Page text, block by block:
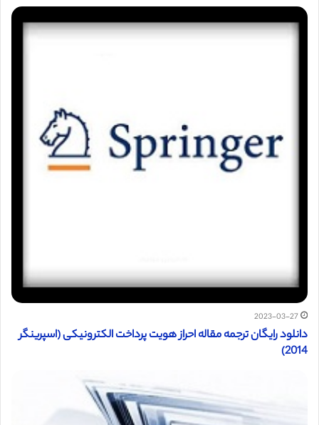
2023-03-27
دانلود رایگان ترجمه مقاله احراز هویت پرداخت الکترونیکی (اسپرینگر
2014)